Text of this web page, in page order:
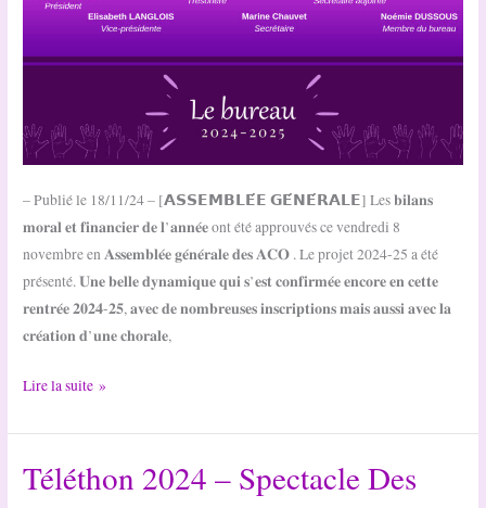
– Publié le 18/11/24 – [𝗔𝗦𝗦𝗘𝗠𝗕𝗟𝗘́𝗘 𝗚𝗘́𝗡𝗘́𝗥𝗔𝗟𝗘] Les 𝐛𝐢𝐥𝐚𝐧𝐬
𝐦𝐨𝐫𝐚𝐥 𝐞𝐭 𝐟𝐢𝐧𝐚𝐧𝐜𝐢𝐞𝐫 𝐝𝐞 𝐥’𝐚𝐧𝐧𝐞́𝐞 ont été approuvés ce vendredi 8
novembre en 𝐀𝐬𝐬𝐞𝐦𝐛𝐥𝐞́𝐞 𝐠𝐞́𝐧𝐞́𝐫𝐚𝐥𝐞 𝐝𝐞𝐬 𝐀𝐂𝐎 . Le projet 2024-25 a été
présenté. 𝐔𝐧𝐞 𝐛𝐞𝐥𝐥𝐞 𝐝𝐲𝐧𝐚𝐦𝐢𝐪𝐮𝐞 𝐪𝐮𝐢 𝐬’𝐞𝐬𝐭 𝐜𝐨𝐧𝐟𝐢𝐫𝐦𝐞́𝐞 𝐞𝐧𝐜𝐨𝐫𝐞 𝐞𝐧 𝐜𝐞𝐭𝐭𝐞
𝐫𝐞𝐧𝐭𝐫𝐞́𝐞 𝟐𝟎𝟐𝟒-𝟐𝟓, 𝐚𝐯𝐞𝐜 𝐝𝐞 𝐧𝐨𝐦𝐛𝐫𝐞𝐮𝐬𝐞𝐬 𝐢𝐧𝐬𝐜𝐫𝐢𝐩𝐭𝐢𝐨𝐧𝐬 𝐦𝐚𝐢𝐬 𝐚𝐮𝐬𝐬𝐢 𝐚𝐯𝐞𝐜 𝐥𝐚
𝐜𝐫𝐞́𝐚𝐭𝐢𝐨𝐧 𝐝’𝐮𝐧𝐞 𝐜𝐡𝐨𝐫𝐚𝐥𝐞,
AG
ACO
–
8/11/24
Lire la suite »
Téléthon 2024 – Spectacle Des